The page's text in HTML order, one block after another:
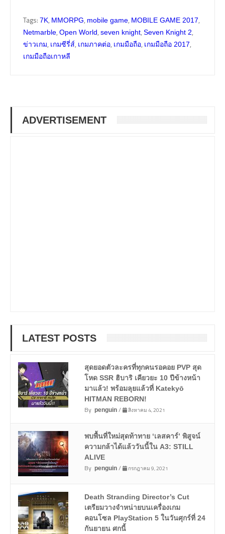
Tags: 7K, MMORPG, mobile game, MOBILE GAME 2017,
Netmarble, Open World, seven knight, Seven Knight 2,
ข่าวเกม, เกมซีรี่ส์, เกมภาคต่อ, เกมมือถือ, เกมมือถือ 2017,
เกมมือถือเกาหลี
ADVERTISEMENT
LATEST POSTS
สุดยอดตัวละครที่ทุกคนรอคอย PVP สุด
โหด SSR ฮิบาริ เคียวยะ 10 ปีข้างหน้า
มาแล้ว! พร้อมลุยแล้วที่ Katekyō
HITMAN REBORN!
By penguin/ สิงหาคม 4, 2021
พบพื้นที่ใหม่สุดท้าทาย ‘เลสคาร์’ พิสูจน์
ความกล้าได้แล้ววันนี้ใน A3: STILL
ALIVE
By penguin/ กรกฎาคม 9, 2021
Death Stranding Director’s Cut
เตรียมวางจำหน่ายบนเครื่องเกม
คอนโซล PlayStation 5 ในวันศุกร์ที่ 24
กันยายน ศกนี้